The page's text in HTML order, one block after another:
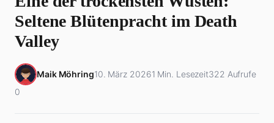
Seltene Blütenpracht im Death
Valley
Maik Möhring10. März 20261 Min. Lesezeit322 Aufrufe
0